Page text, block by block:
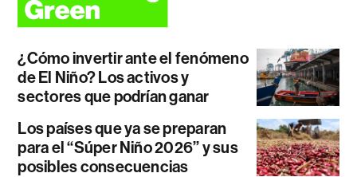
¿Cómo invertir ante el fenómeno
de El Niño? Los activos y
sectores que podrían ganar
Los países que ya se preparan
para el “Súper Niño 2026” y sus
posibles consecuencias